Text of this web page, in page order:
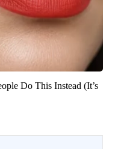
Do This Instead (It’s